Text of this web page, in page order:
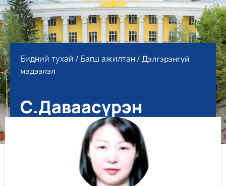
Бидний тухай / Багш ажилтан/ Дэлгэрэнгүй
мэдээлэл
С.Даваасүрэн